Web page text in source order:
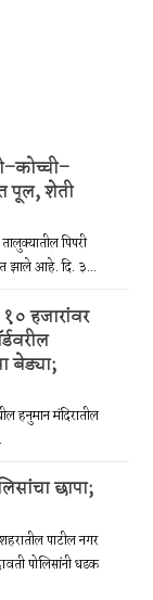
पूल, शेती
पिपरी
झाले आहे. दि. ३...
हजारांवर
बेड्या;
हनुमान मंदिरातील
छापा;
पाटील नगर
पोलिसांनी धडक